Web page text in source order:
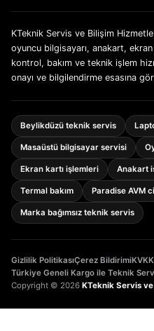
KTeknik Servis ve Bilişim
oyuncu bilgisayarı, anakart,
kontrol, bakım ve teknik işlem
onayı ve bilgilendirme esasına
Beylikdüzü teknik servis
Masaüstü bilgisayar servisi
Ekran kartı işlemleri Anakart
Termal bakım Paradise AVM
Marka bağımsız teknik servis
Copyright © 2026 KTeknik Servis
Gizlilik PolitikasıÇerez Bildirimi
Türkiye Geneli Kargo ile Teknik